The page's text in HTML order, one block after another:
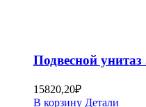
Подвесной
15820,20₽
В корзину Детали